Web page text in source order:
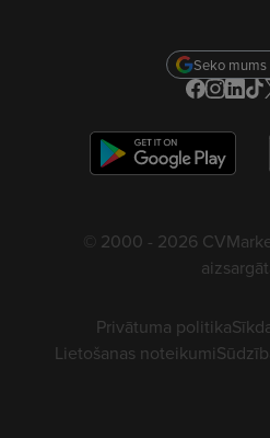
Seko mums
© 2000 - 2026
Privātuma politika
Lietošanas noteikumi